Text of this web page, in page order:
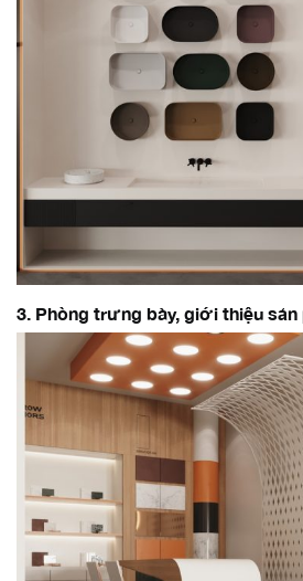
3. Phòng trưng bày, giới thiệu sản